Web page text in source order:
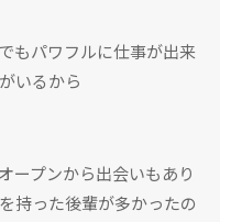
もパワフルに仕事が出来
いるから
ープンから出会いもあり
持った後輩が多かったの